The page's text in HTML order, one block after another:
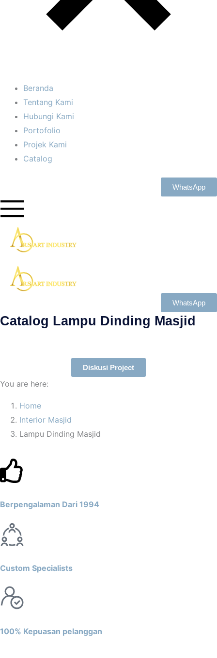
Beranda
Tentang Kami
Hubungi Kami
Portofolio
Projek Kami
Catalog
WhatsApp
WhatsApp
Catalog Lampu Dinding Masjid
Diskusi Project
You are here:
Home
Interior Masjid
Lampu Dinding Masjid
Berpengalaman Dari 1994
Custom Specialists
100% Kepuasan pelanggan